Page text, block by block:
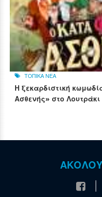
ΤΟΠΙΚΑ ΝΕΑ
Η ξεκαρδιστική
Ασθενής» στο Λουτράκι